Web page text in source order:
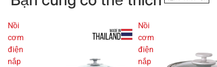
Nồi
cơm
điện
nắp
Nồi
cơm
điện
nắp